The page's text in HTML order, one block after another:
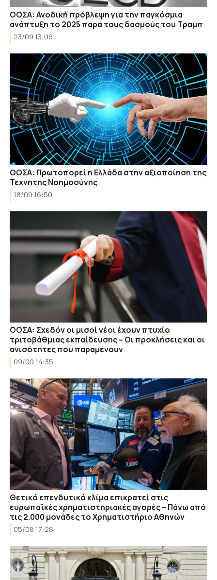
ΟΟΣΑ: Ανοδική πρόβλεψη για την παγκόσμια
ανάπτυξη το 2025 παρά τους δασμούς του Τραμπ
23/09 13:06
ΟΟΣΑ: Πρωτοπορεί η Ελλάδα στην αξιοποίηση της
Τεχνητής Νοημοσύνης
18/09 16:50
ΟΟΣΑ: Σχεδόν οι μισοί νέοι έχουν πτυχίο
τριτοβάθμιας εκπαίδευσης – Οι προκλήσεις και οι
ανισότητες που παραμένουν
09/09 14:35
Θετικό επενδυτικό κλίμα επικρατεί στις
ευρωπαϊκές χρηματιστηριακές αγορές – Πάνω από
τις 2.000 μονάδες το Χρηματιστήριο Αθηνών
05/08 17:28